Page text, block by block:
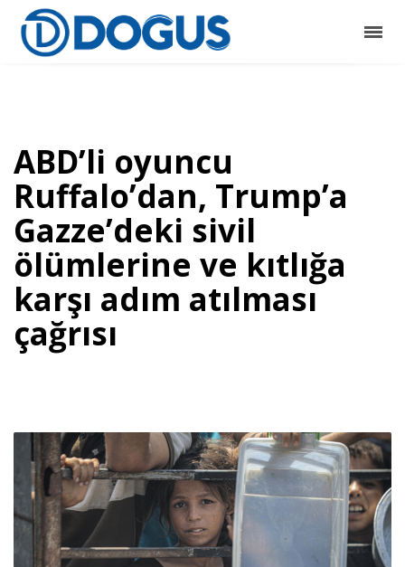
ABD’li oyuncu
Ruffalo’dan, Trump’a
Gazze’deki sivil
ölümlerine ve kıtlığa
karşı adım atılması
çağrısı